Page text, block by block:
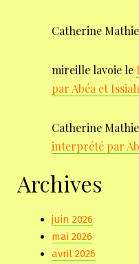
Catherine
mireille lavoie le
par Abéa et Issiah
Catherine
interprété par
Archives
juin 2026
mai 2026
avril 2026